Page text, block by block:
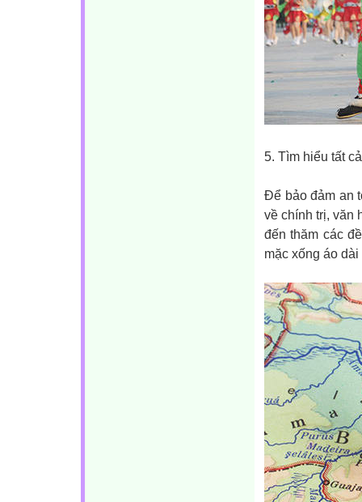
5. Tìm hiểu tất
Để bảo đảm an
về chính trị, văn
đến thăm các
mặc xống áo